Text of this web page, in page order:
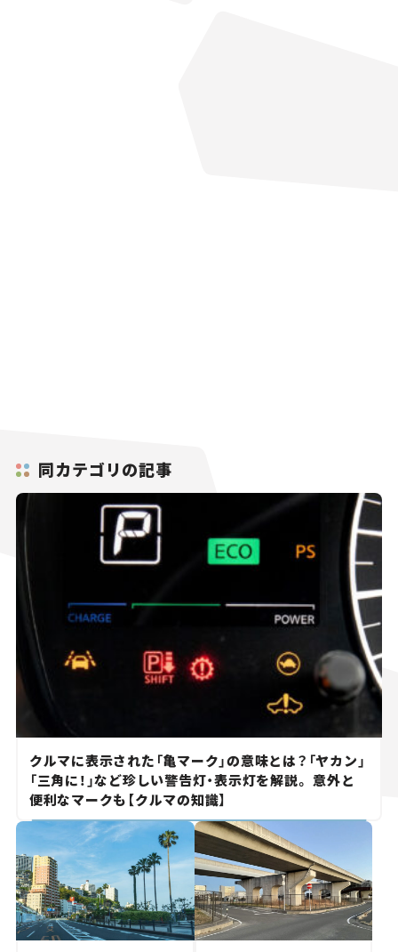
同カテゴリの記事
クルマに表示された「亀マーク」の意味とは？「ヤカン」
「三角に！」など珍しい警告灯・表示灯を解説。 意外と
便利なマークも【クルマの知識】